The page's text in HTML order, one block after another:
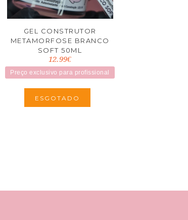
GEL CONSTRUTOR
METAMORFOSE BRANCO
SOFT 50ML
12.99€
Preço exclusivo para profissional
ESGOTADO